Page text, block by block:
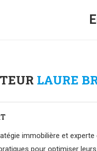
LAURE
immobilière et
pour optimiser